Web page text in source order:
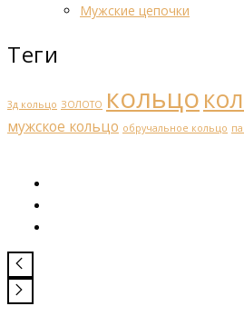
Мужские цепочки
Теги
3д кольцо ЗОЛОТО кольцо
мужское кольцо обручальное кольцо